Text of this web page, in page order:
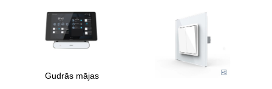
Gudrās mājas